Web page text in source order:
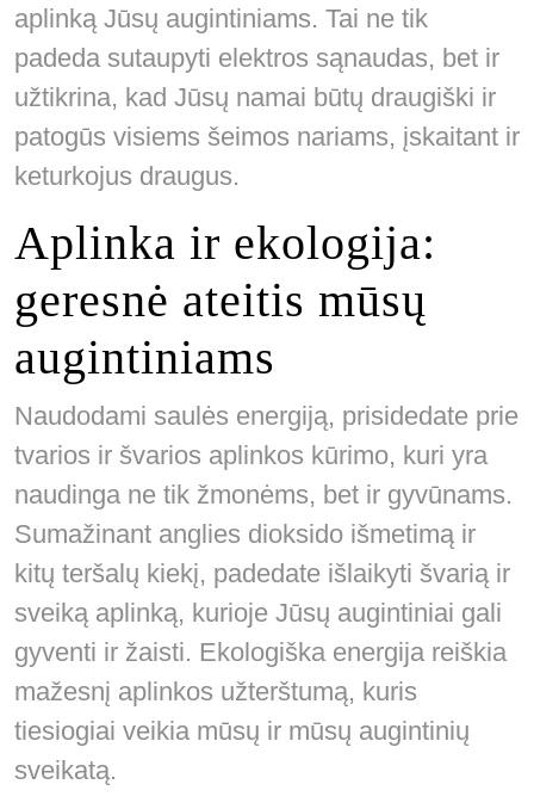
aplinką Jūsų augintiniams. Tai ne tik
padeda sutaupyti elektros sąnaudas, bet ir
užtikrina, kad Jūsų namai būtų draugiški ir
patogūs visiems šeimos nariams, įskaitant ir
keturkojus draugus.
Aplinka ir ekologija:
geresnė ateitis mūsų
augintiniams
Naudodami saulės energiją, prisidedate prie
tvarios ir švarios aplinkos kūrimo, kuri yra
naudinga ne tik žmonėms, bet ir gyvūnams.
Sumažinant anglies dioksido išmetimą ir
kitų teršalų kiekį, padedate išlaikyti švarią ir
sveiką aplinką, kurioje Jūsų augintiniai gali
gyventi ir žaisti. Ekologiška energija reiškia
mažesnį aplinkos užterštumą, kuris
tiesiogiai veikia mūsų ir mūsų augintinių
sveikatą.